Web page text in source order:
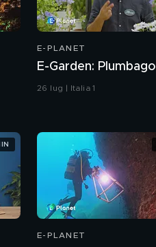
E-PLANET
E-Garden: Plumbago
26 lug | Italia 1
E-PLANET